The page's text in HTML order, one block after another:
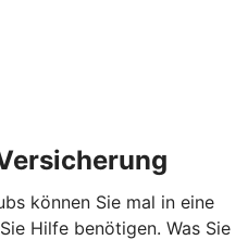
können Sie mal in eine
Hilfe benötigen. Was Sie